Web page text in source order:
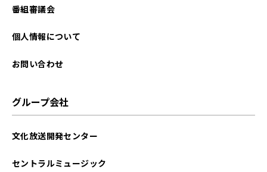
2025年07月
2025年04月
番組審議会
個人情報について
お問い合わせ
グループ会社
文化放送開発センター
セントラルミュージック